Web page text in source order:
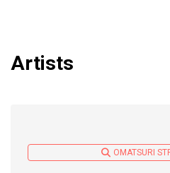
Artists
OMATSURI